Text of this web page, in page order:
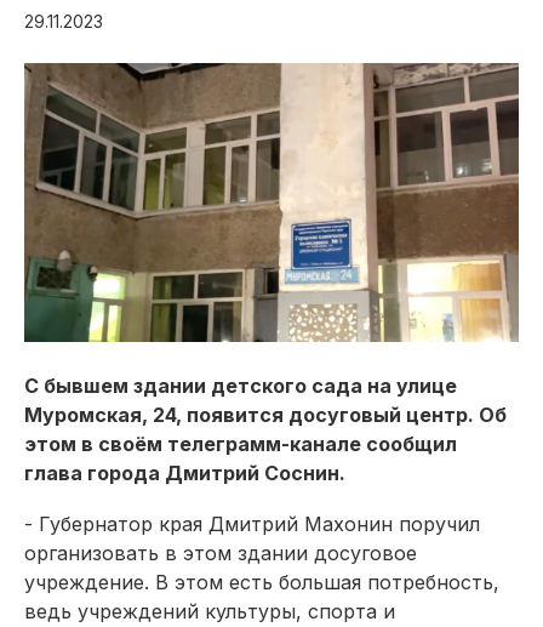
Благоустройство
29.11.2023
С бывшем здании детского сада на улице
Муромская, 24, появится досуговый центр. Об
этом в своём телеграмм-канале сообщил
глава города Дмитрий Соснин.
- Губернатор края Дмитрий Махонин поручил
организовать в этом здании досуговое
учреждение. В этом есть большая потребность,
ведь учреждений культуры, спорта и